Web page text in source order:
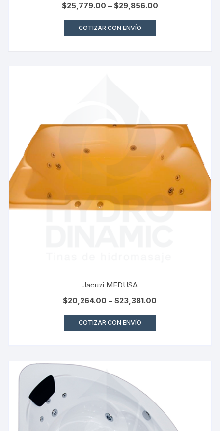
$25,779.00 – $29,856.00
COTIZAR CON ENVÍO
Jacuzi MEDUSA
$20,264.00 –$23,381.00
COTIZAR CON ENVÍO